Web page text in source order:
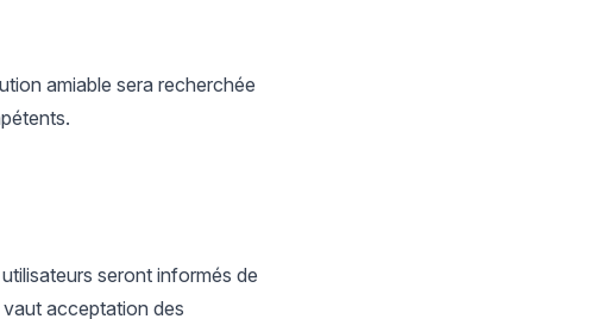
amiable sera recherchée
seront informés de
acceptation des